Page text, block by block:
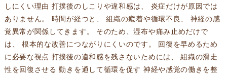
しにくい理由 打撲後のしこりや違和感は、 炎症だけが原因では
ありません。 時間が経つと、 組織の癒着や循環不良、 神経の感
覚異常が関係してきます。 そのため、湿布や痛み止めだけで
は、 根本的な改善につながりにくいのです。 回復を早めるため
に必要な視点 打撲後の違和感を残さないためには、 組織の滑走
性を回復させる 動きを通して循環を促す 神経や感覚の働きを整